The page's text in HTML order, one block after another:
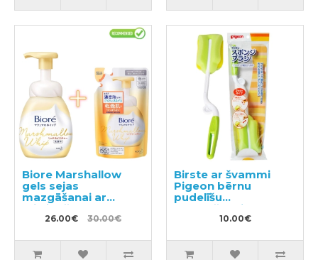
Biore Marshallow
gels sejas
mazgāšanai ar
mitrinošo efektu
150ml + pildviela
26.00€ 30.00€
Birste ar švammi
Pigeon bērnu
pudelīšu
mazgāšanai, 1gb.
10.00€